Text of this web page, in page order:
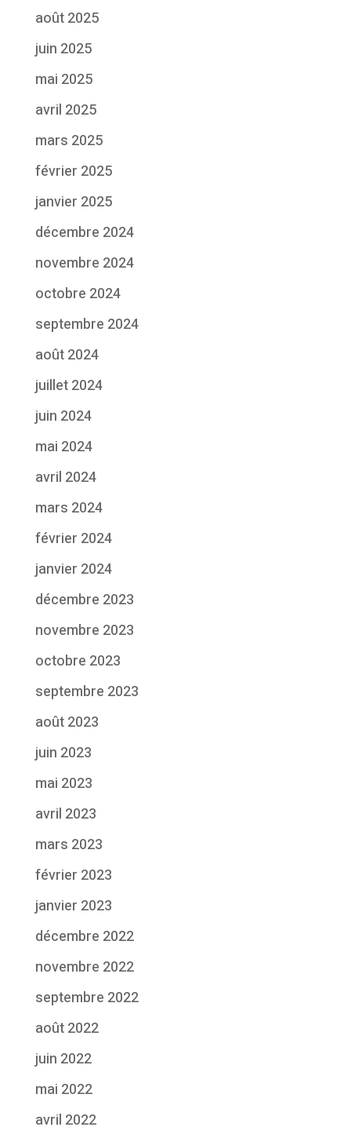
août 2025
juin 2025
mai 2025
avril 2025
mars 2025
février 2025
janvier 2025
décembre 2024
novembre 2024
octobre 2024
septembre 2024
août 2024
juillet 2024
juin 2024
mai 2024
avril 2024
mars 2024
février 2024
janvier 2024
décembre 2023
novembre 2023
octobre 2023
septembre 2023
août 2023
juin 2023
mai 2023
avril 2023
mars 2023
février 2023
janvier 2023
décembre 2022
novembre 2022
septembre 2022
août 2022
juin 2022
mai 2022
avril 2022